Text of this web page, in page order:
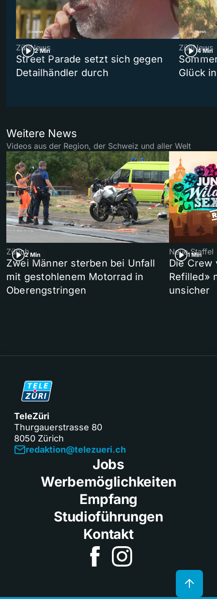
2 Min
ZüriNews
Street Parade setzt sich gegen
Detailhändler durch
4 Min
ZüriNews
Glück
Weitere News
Videos aus der Region, der Schweiz und aller Welt
2 Min
Zürich
Zwei Männer sterben bei Unfall
mit gestohlenem Motorrad in
Oberengstringen
1 Min
Neue Staffel
Die Crew
Refilled»
unsicher
TeleZüri
Thurgauerstrasse 80
8050 Zürich
redaktion@telezueri.ch
Jobs
Werbemöglichkeiten
Empfang
Studioführungen
Kontakt